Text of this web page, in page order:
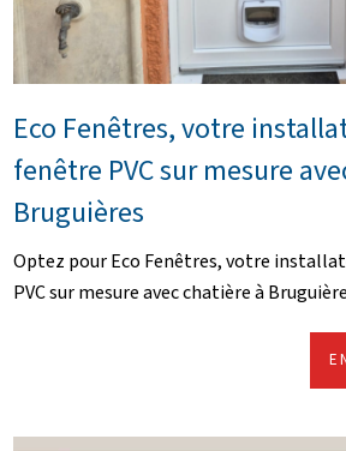
Eco Fenêtres, votre
fenêtre PVC sur mesure
Bruguières
Optez pour Eco Fenêtres, votre
PVC sur mesure avec chatière à